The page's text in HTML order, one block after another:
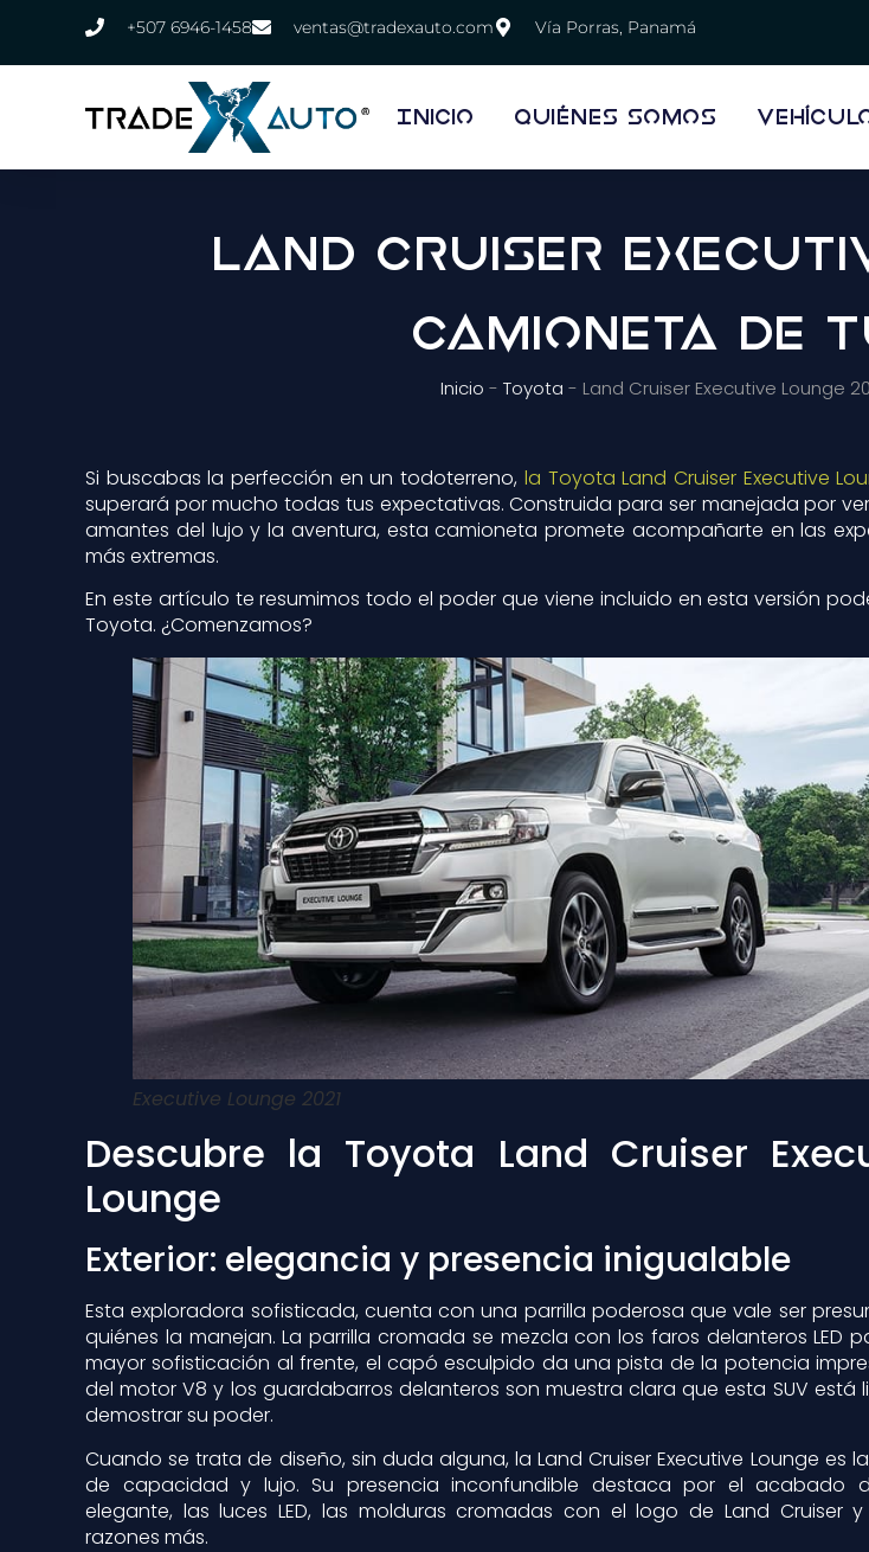
+507 6946-1458 ventas@tradexauto.com Vía Porras, Panamá
Inicio Quiénes Somos
Land Cruiser
Camioneta De
Inicio - Toyota - Land Cruiser Executive Lounge
Si buscabas la perfección en un todoterreno, la Toyota Land Cruiser Executive
superará por mucho todas tus expectativas. Construida para ser manejada por
amantes del lujo y la aventura, esta camioneta promete acompañarte en las
más extremas.
En este artículo te resumimos todo el poder que viene incluido en esta versión
Toyota. ¿Comenzamos?
Executive Lounge 2021
Descubre la Toyota Land Cruiser
Lounge
Exterior: elegancia y presencia inigualable
Esta exploradora sofisticada, cuenta con una parrilla poderosa que vale ser
quiénes la manejan. La parrilla cromada se mezcla con los faros delanteros LED
mayor sofisticación al frente, el capó esculpido da una pista de la potencia
del motor V8 y los guardabarros delanteros son muestra clara que esta SUV está
demostrar su poder.
Cuando se trata de diseño, sin duda alguna, la Land Cruiser Executive Lounge es
de capacidad y lujo. Su presencia inconfundible destaca por el acabado
elegante, las luces LED, las molduras cromadas con el logo de Land Cruiser
razones más.